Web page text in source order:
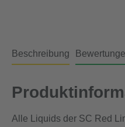
Beschreibung
Alle Liquids der SC Red